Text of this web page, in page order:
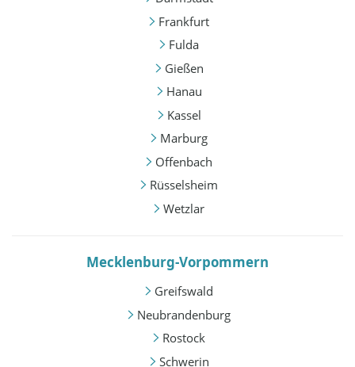
Frankfurt
Fulda
Gießen
Hanau
Kassel
Marburg
Offenbach
Rüsselsheim
Wetzlar
Mecklenburg-Vorpommern
Greifswald
Neubrandenburg
Rostock
Schwerin